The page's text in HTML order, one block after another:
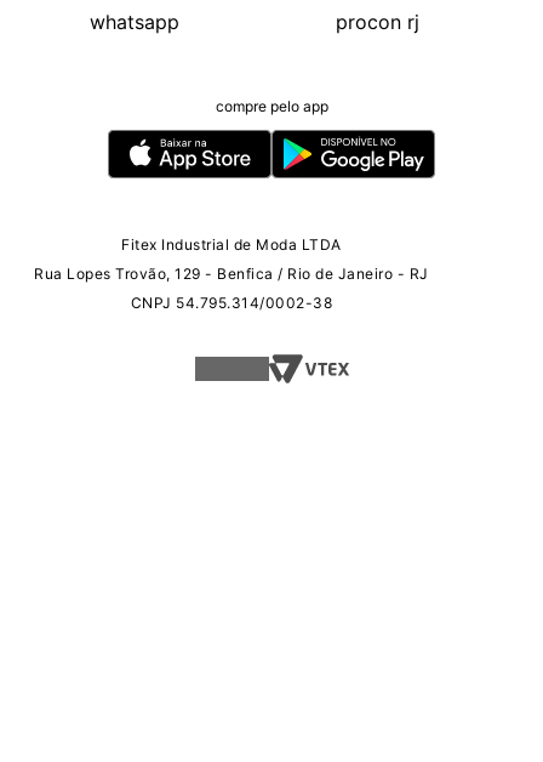
whatsapp
procon rj
compre pelo app
Fitex Industrial de Moda LTDA
Rua Lopes Trovão, 129 - Benfica / Rio de Janeiro - RJ
CNPJ 54.795.314/0002-38